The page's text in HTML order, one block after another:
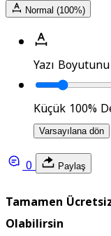
Normal (100%)
Yazı
Küçük 100%
Varsayılana dön
0 Paylaş
Tamamen
Olabilirsin